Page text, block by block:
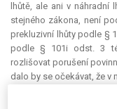
lhůtě, ale ani v
stejného zákona, není
prekluzivní lhůty podle §
podle § 101i odst. 3
rozlišovat porušení
dalo by se očekávat, že v